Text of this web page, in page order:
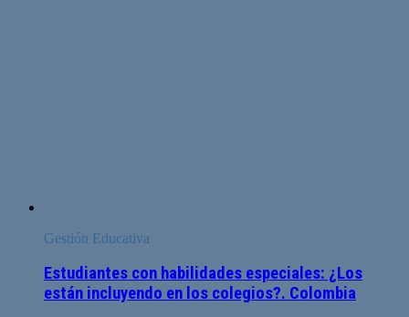
Gestión Educativa
Estudiantes con habilidades especiales: ¿Los
están incluyendo en los colegios?. Colombia